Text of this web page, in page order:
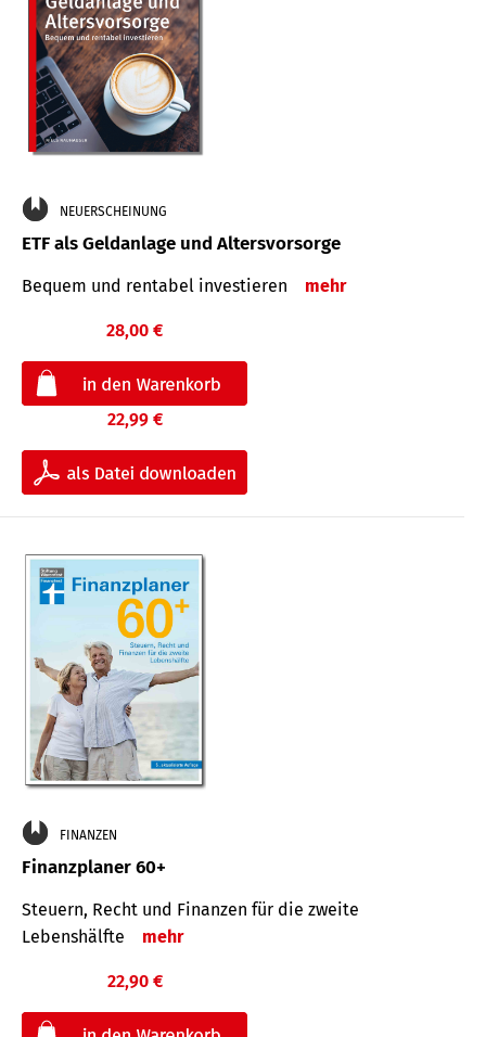
NEUERSCHEINUNG
ETF als Geldanlage und Altersvorsorge
Bequem und rentabel investieren mehr
28,00 €
22,99 €
FINANZEN
Finanzplaner 60+
Steuern, Recht und Finanzen für die zweite
Lebenshälfte
mehr
22,90 €